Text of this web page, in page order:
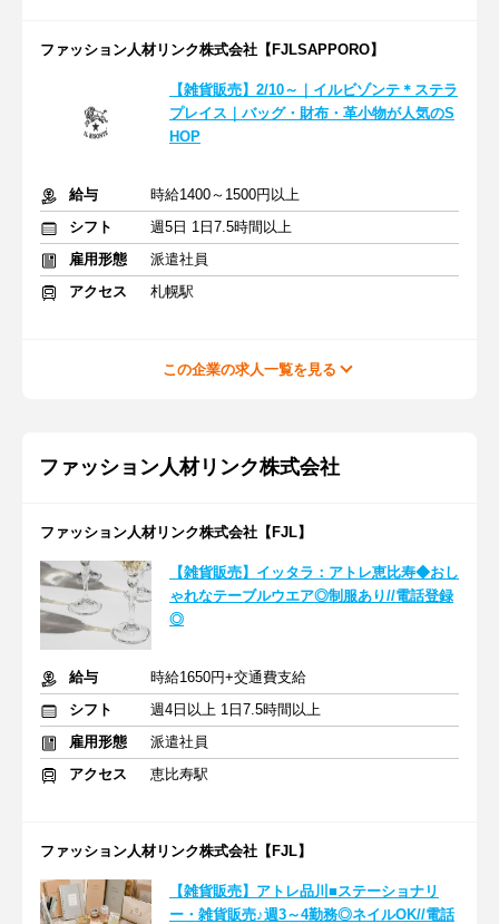
ファッション人材リンク株式会社【FJLSAPPORO】
【雑貨販売】2/10～｜イルビゾンテ＊ステラ
プレイス｜バッグ・財布・革小物が人気のS
HOP
給与
時給1400～1500円以上
シフト
週5日 1日7.5時間以上
雇用形態
派遣社員
アクセス
札幌駅
この企業の求人一覧を見る
ファッション人材リンク株式会社
ファッション人材リンク株式会社【FJL】
【雑貨販売】イッタラ：アトレ恵比寿◆おし
ゃれなテーブルウエア◎制服あり//電話登録
◎
給与
時給1650円+交通費支給
シフト
週4日以上 1日7.5時間以上
雇用形態
派遣社員
アクセス
恵比寿駅
ファッション人材リンク株式会社【FJL】
【雑貨販売】アトレ品川■ステーショナリ
ー・雑貨販売♪週3～4勤務◎ネイルOK//電話